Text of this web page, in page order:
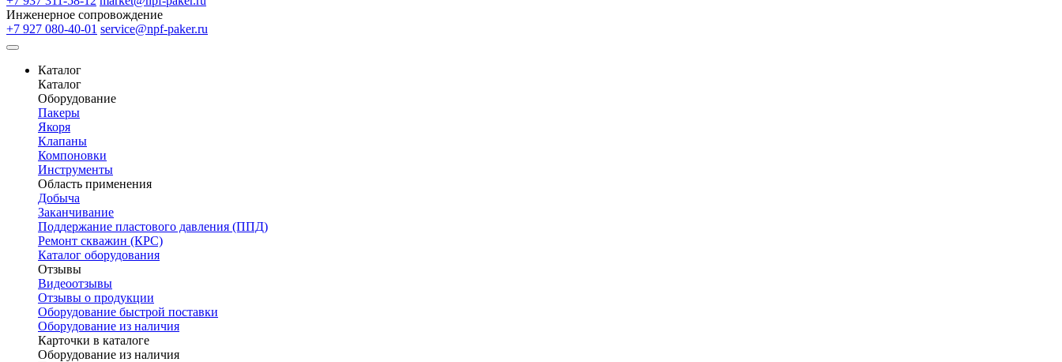
Инженерное сопровождение
+7 927 080-40-01 service@npf-paker.ru
Каталог
Каталог
Оборудование
Пакеры
Якоря
Клапаны
Компоновки
Инструменты
Область применения
Добыча
Заканчивание
Поддержание пластового давления (ППД)
Ремонт скважин (КРС)
Каталог оборудования
Отзывы
Видеоотзывы
Отзывы о продукции
Оборудование быстрой поставки
Оборудование из наличия
Карточки в каталоге
Оборудование из наличия